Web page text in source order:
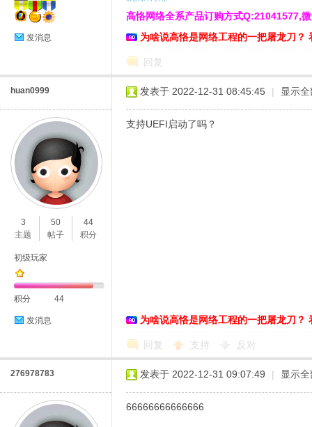
发消息
高恪网络全系产品订购方式Q:21041577,
为啥说高恪是网络工程的一把屠龙刀？
回复
huan0999
3
主题
50
帖子
44
积分
初级玩家
积分 44
发消息
发表于 2022-12-31 08:45:45 | 显示
支持UEFI启动了吗？
为啥说高恪是网络工程的一把屠龙刀？
回复 支持 反对
276978783 发表于 2022-12-31 09:07:49 | 显示
66666666666666